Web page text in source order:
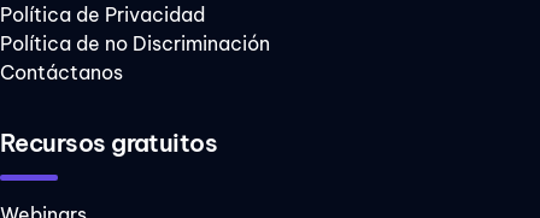
Política de Privacidad
Política de no Discriminación
Contáctanos
Recursos gratuitos